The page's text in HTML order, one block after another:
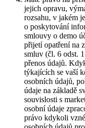
jejich opravu,
rozsahu, v jakém
o poskytování
smlouvy o demo
přijetí opatření na
smluv (čl. 6 odst.
přenos údajů.
týkajících se vaší
osobních údajů,
údaje na základě
souvislosti s
osobní údaje
právo kdykoli